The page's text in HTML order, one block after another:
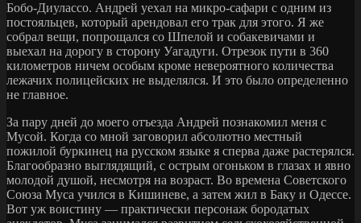
Бобо-Диулассо. Андрей уехал на микро-сафари с одним из
постояльцев, который арендовал его трак для этого. Я же
собрал вещи, попрощался со Шпелой и собакевичами и
выехал на дорогу в сторону Уагадуги. Отрезок пути в 360
километров ничем особым кроме невероятного количества
лежачих полицейских не выделялся. И это было определенно
не главное.
За пару дней до моего отъезда Андрей познакомил меня с
Мусой. Когда со мной заговорил абсолютно местный
пожилой буркинец на русском языке я сперва даже растерялся.
Благообразно выглядящий, с острым огоньком в глазах и явно
молодой душой, несмотря на возраст. Во времена Советского
Союза Муса учился в Кишиневе, а затем жил в Баку и Одессе.
Вот уж воистину — практически персонаж бородатых